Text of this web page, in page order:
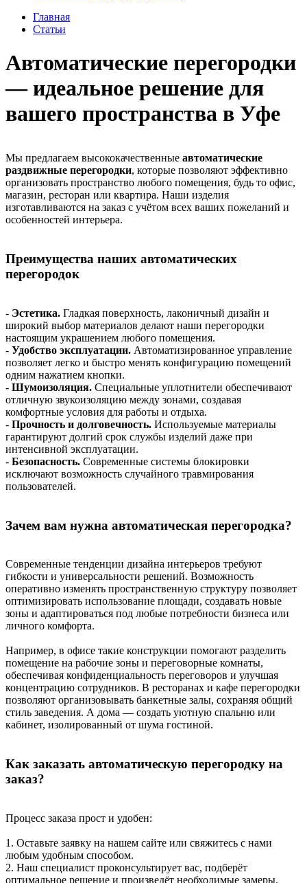
Главная
Статьи
Автоматические перегородки
— идеальное решение для
вашего пространства в Уфе
Мы предлагаем высококачественные автоматические
раздвижные перегородки, которые позволяют эффективно
организовать пространство любого помещения, будь то офис,
магазин, ресторан или квартира. Наши изделия
изготавливаются на заказ с учётом всех ваших пожеланий и
особенностей интерьера.
Преимущества наших автоматических
перегородок
- Эстетика. Гладкая поверхность, лаконичный дизайн и
широкий выбор материалов делают наши перегородки
настоящим украшением любого помещения.
- Удобство эксплуатации. Автоматизированное управление
позволяет легко и быстро менять конфигурацию помещений
одним нажатием кнопки.
- Шумоизоляция. Специальные уплотнители обеспечивают
отличную звукоизоляцию между зонами, создавая
комфортные условия для работы и отдыха.
- Прочность и долговечность. Используемые материалы
гарантируют долгий срок службы изделий даже при
интенсивной эксплуатации.
- Безопасность. Современные системы блокировки
исключают возможность случайного травмирования
пользователей.
Зачем вам нужна автоматическая перегородка?
Современные тенденции дизайна интерьеров требуют
гибкости и универсальности решений. Возможность
оперативно изменять пространственную структуру позволяет
оптимизировать использование площади, создавать новые
зоны и адаптироваться под любые потребности бизнеса или
личного комфорта.
Например, в офисе такие конструкции помогают разделить
помещение на рабочие зоны и переговорные комнаты,
обеспечивая конфиденциальность переговоров и улучшая
концентрацию сотрудников. В ресторанах и кафе перегородки
позволяют организовывать банкетные залы, сохраняя общий
стиль заведения. А дома — создать уютную спальню или
кабинет, изолированный от шума гостиной.
Как заказать автоматическую перегородку на
заказ?
Процесс заказа прост и удобен:
1. Оставьте заявку на нашем сайте или свяжитесь с нами
любым удобным способом.
2. Наш специалист проконсультирует вас, подберёт
оптимальное решение и произведёт необходимые замеры.